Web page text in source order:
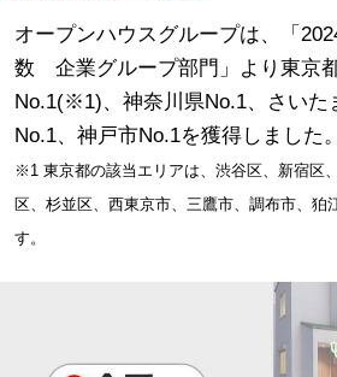
オープンハウスグループは、「
数 企業グループ部門」より東京
No.1(※1)、神奈川県No.1、さいた
No.1、神戸市No.1を獲得しました。
※1 東京都の該当エリアは、渋谷区、新宿区
区、杉並区、西東京市、三鷹市、調布市、狛
す。